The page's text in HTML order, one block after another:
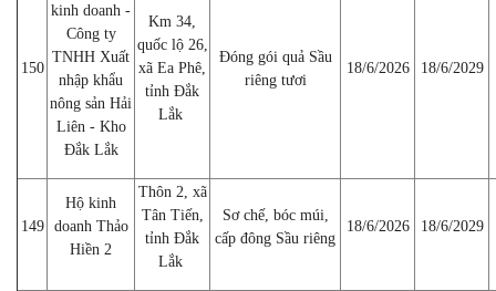
150
kinh doanh -
Công ty
TNHH Xuất
nhập khẩu
nông sản Hải
Liên - Kho
Đắk Lắk
Km 34,
quốc lộ 26,
xã Ea Phê,
tỉnh Đắk
Lắk
Đóng gói quả Sầu
riêng tươi
18/6/2026 18/6/2029
149
Hộ kinh
doanh Thảo
Hiền 2
Thôn 2, xã
Tân Tiến,
tỉnh Đắk
Lắk
Sơ chế, bóc múi,
cấp đông Sầu riêng
18/6/2026 18/6/2029